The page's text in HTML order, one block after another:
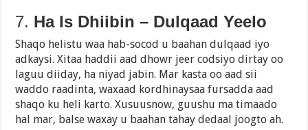
7. Ha Is Dhiibin – Dulqaad Yeelo
Shaqo helistu waa hab-socod u baahan dulqaad iyo
adkaysi. Xitaa haddii aad dhowr jeer codsiyo dirtay oo
laguu diiday, ha niyad jabin. Mar kasta oo aad sii
waddo raadinta, waxaad kordhinaysaa fursadda aad
shaqo ku heli karto. Xusuusnow, guushu ma timaado
hal mar, balse waxay u baahan tahay dedaal joogto ah.